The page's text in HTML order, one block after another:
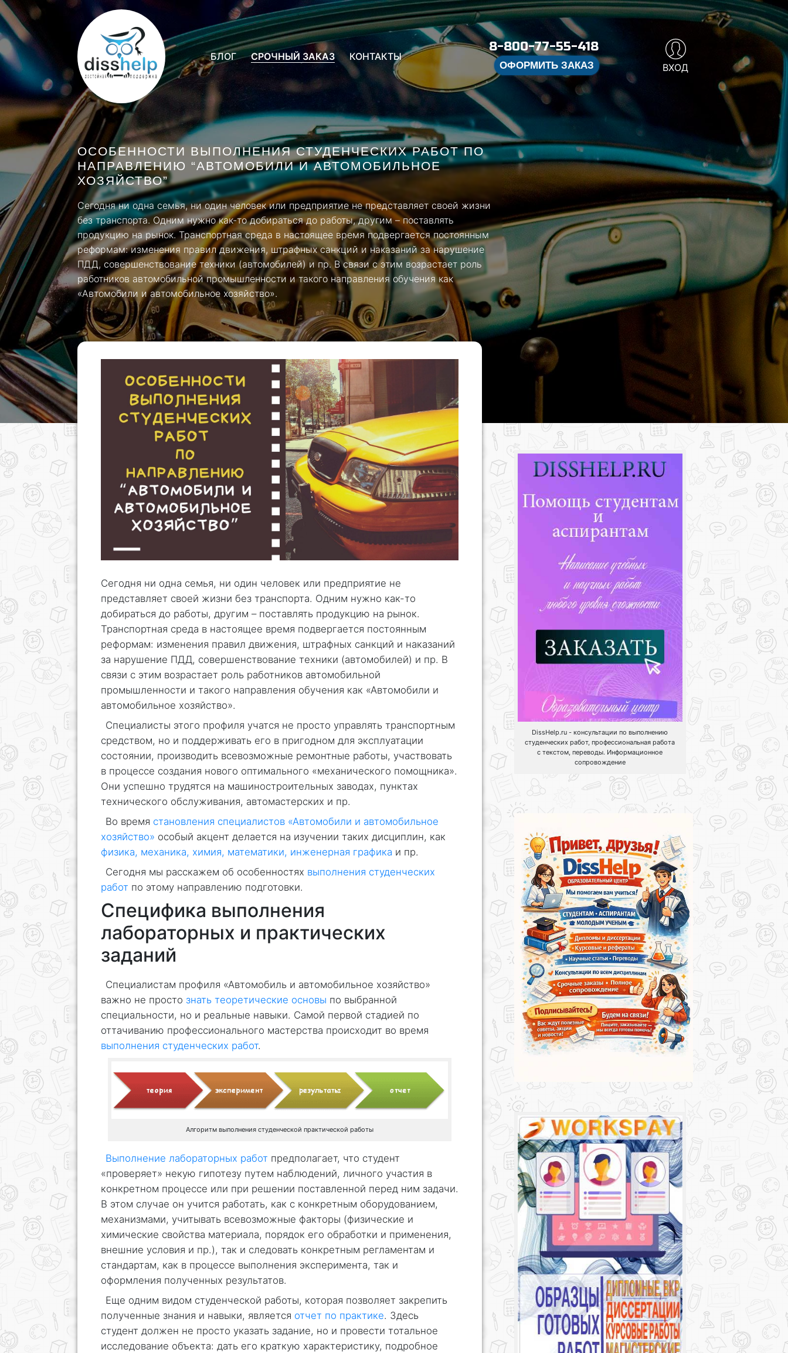
БЛОГ СРОЧНЫЙ ЗАКАЗ КОНТАКТЫ
8-800-77-55-418
ОФОРМИТЬ ЗАКАЗ ВХОД
ОСОБЕННОСТИ ВЫПОЛНЕНИЯ СТУДЕНЧЕСКИХ РАБОТ ПО
НАПРАВЛЕНИЮ “АВТОМОБИЛИ И АВТОМОБИЛЬНОЕ
ХОЗЯЙСТВО”
Сегодня ни одна семья, ни один человек или предприятие не представляет своей жизни
без транспорта. Одним нужно как-то добираться до работы, другим – поставлять
продукцию на рынок. Транспортная среда в настоящее время подвергается постоянным
реформам: изменения правил движения, штрафных санкций и наказаний за нарушение
ПДД, совершенствование техники (автомобилей) и пр. В связи с этим возрастает роль
работников автомобильной промышленности и такого направления обучения как
«Автомобили и автомобильное хозяйство».
Сегодня ни одна семья, ни один человек или предприятие не
представляет своей жизни без транспорта. Одним нужно как-то
добираться до работы, другим – поставлять продукцию на рынок.
Транспортная среда в настоящее время подвергается постоянным
реформам: изменения правил движения, штрафных санкций и наказаний
за нарушение ПДД, совершенствование техники (автомобилей) и пр. В
связи с этим возрастает роль работников автомобильной
промышленности и такого направления обучения как «Автомобили и
автомобильное хозяйство».
Специалисты этого профиля учатся не просто управлять транспортным
средством, но и поддерживать его в пригодном для эксплуатации
состоянии, производить всевозможные ремонтные работы, участвовать
в процессе создания нового оптимального «механического помощника».
Они успешно трудятся на машиностроительных заводах, пунктах
технического обслуживания, автомастерских и пр.
Во время становления специалистов «Автомобили и автомобильное
хозяйство» особый акцент делается на изучении таких дисциплин, как
физика, механика, химия, математики, инженерная графика и пр.
Сегодня мы расскажем об особенностях выполнения студенческих
работ по этому направлению подготовки.
Специфика выполнения
лабораторных и практических
заданий
Специалистам профиля «Автомобиль и автомобильное хозяйство»
важно не просто знать теоретические основы по выбранной
специальности, но и реальные навыки. Самой первой стадией по
оттачиванию профессионального мастерства происходит во время
выполнения студенческих работ.
Алгоритм выполнения студенческой практической работы
Выполнение лабораторных работ предполагает, что студент
«проверяет» некую гипотезу путем наблюдений, личного участия в
конкретном процессе или при решении поставленной перед ним задачи.
В этом случае он учится работать, как с конкретным оборудованием,
механизмами, учитывать всевозможные факторы (физические и
химические свойства материала, порядок его обработки и применения,
внешние условия и пр.), так и следовать конкретным регламентам и
стандартам, как в процессе выполнения эксперимента, так и
оформления полученных результатов.
Еще одним видом студенческой работы, которая позволяет закрепить
полученные знания и навыки, является отчет по практике. Здесь
студент должен не просто указать задание, но и провести тотальное
исследование объекта: дать его краткую характеристику, подробное
DissHelp.ru - консультации по выполнению
студенческих работ, профессиональная работа
с текстом, переводы. Информационное
сопровождение